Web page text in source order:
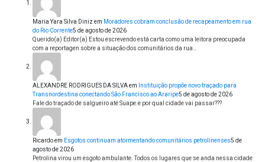
Maria Yara Silva Diniz em Moradores cobram conclusão de recapeamento em rua
do Rio Corrente5 de agosto de 2026
Querido(a) Editor(a) Estou escrevendo está carta como uma leitora preocupada
com a reportagen sobre a situação dos comunitários da rua…
ALEXANDRE RODRIGUES DA SILVAem
Instituição propõe novo traçado para
Transnordestina conectando São Francisco ao Araripe5 de agosto de 2026
Fale do traçado de salgueiro até Suape.e por qual cidade vai passar???
Ricardoem Esgotos continuam atormentando comunitários petrolinenses5 de
agosto de 2026
Petrolina virou um esgoto ambulante. Todos os lugares que se anda nessa cidade